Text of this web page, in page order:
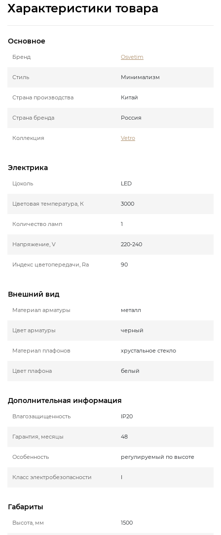
Характеристики товара
Основное
Бренд Osvetim
Стиль Минимализм
Страна производства Китай
Страна бренда Россия
Коллекция Vetro
Электрика
Цоколь LED
Цветовая температура, К 3000
Количество ламп 1
Напряжение, V 220-240
Индекс цветопередачи, Ra 90
Внешний вид
Материал арматуры металл
Цвет арматуры черный
Материал плафонов хрустальное стекло
Цвет плафона белый
Дополнительная информация
Влагозащищенность IP20
Гарантия, месяцы 48
Особенность регулируемый по высоте
Класс электробезопасности I
Габариты
Высота, мм 1500